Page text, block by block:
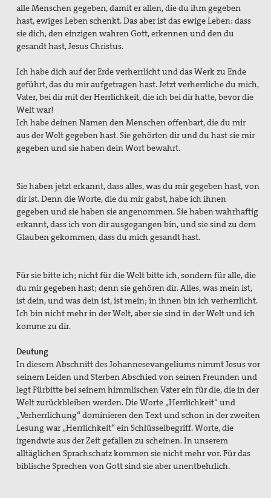
alle Menschen gegeben, damit er allen, die du ihm gegeben
hast, ewiges Leben schenkt. Das aber ist das ewige Leben: dass
sie dich, den einzigen wahren Gott, erkennen und den du
gesandt hast, Jesus Christus.
Ich habe dich auf der Erde verherrlicht und das Werk zu Ende
geführt, das du mir aufgetragen hast. Jetzt verherrliche du mich,
Vater, bei dir mit der Herrlichkeit, die ich bei dir hatte, bevor die
Welt war!
Ich habe deinen Namen den Menschen offenbart, die du mir
aus der Welt gegeben hast. Sie gehörten dir und du hast sie mir
gegeben und sie haben dein Wort bewahrt.
Sie haben jetzt erkannt, dass alles, was du mir gegeben hast, von
dir ist. Denn die Worte, die du mir gabst, habe ich ihnen
gegeben und sie haben sie angenommen. Sie haben wahrhaftig
erkannt, dass ich von dir ausgegangen bin, und sie sind zu dem
Glauben gekommen, dass du mich gesandt hast.
Für sie bitte ich; nicht für die Welt bitte ich, sondern für alle, die
du mir gegeben hast; denn sie gehören dir. Alles, was mein ist,
ist dein, und was dein ist, ist mein; in ihnen bin ich verherrlicht.
Ich bin nicht mehr in der Welt, aber sie sind in der Welt und ich
komme zu dir.
Deutung
In diesem Abschnitt des Johannesevangeliums nimmt Jesus vor
seinem Leiden und Sterben Abschied von seinen Freunden und
legt Fürbitte bei seinem himmlischen Vater ein für die, die in der
Welt zurückbleiben werden. Die Worte „Herrlichkeit“ und
„Verherrlichung“ dominieren den Text und schon in der zweiten
Lesung war „Herrlichkeit“ ein Schlüsselbegriff. Worte, die
irgendwie aus der Zeit gefallen zu scheinen. In unserem
alltäglichen Sprachschatz kommen sie nicht mehr vor. Für das
biblische Sprechen von Gott sind sie aber unentbehrlich.